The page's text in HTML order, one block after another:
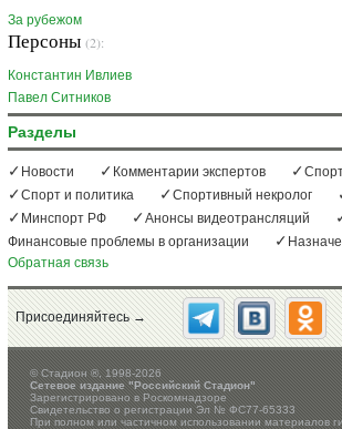
За рубежом
Персоны (2):
Константин Ивлиев
Павел Ситников
Разделы
Новости Комментарии экспертов
Спорт и политика
Спортивный некролог
Минспорт РФ
Анонсы видеотрансляций
Финансовые проблемы в организации
Обратная связь
Присоединяйтесь →
©Стадион ®, 1998-2026
Сетевое издание "Российский Стадион"
Зарегистрировано в Роскомнадзоре
Свидетельство о регистрации Эл № ФС77-65333
При полном или частичном использовании материалов